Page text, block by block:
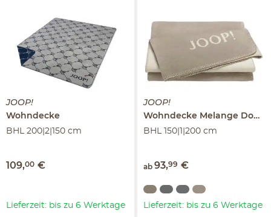
JOOP!
Wohndecke
BHL 200|2|150 cm
109,00 €
Lieferzeit: bis zu 6 Werktage
JOOP!
Wohndecke Melange Doubleface
BHL 150|1|200 cm
ab 93,99 €
Lieferzeit: bis zu 6 Werktage